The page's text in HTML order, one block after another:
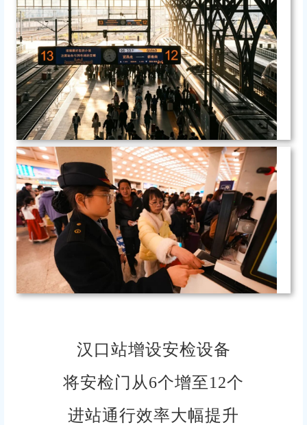
汉口站增设安检设备
将安检门 从6个增至12个
进站通行效率大幅提升